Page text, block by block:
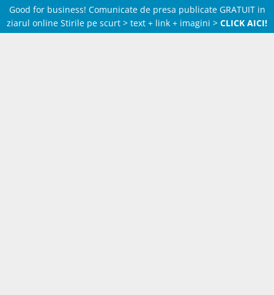
Good for business! Comunicate de presa publicate GRATUIT in
ziarul online Stirile pe scurt > text + link + imagini > CLICK AICI!